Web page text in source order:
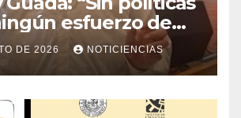
esfuerzo de
rendirá frutos”
DE 2026 NOTICIENCIAS